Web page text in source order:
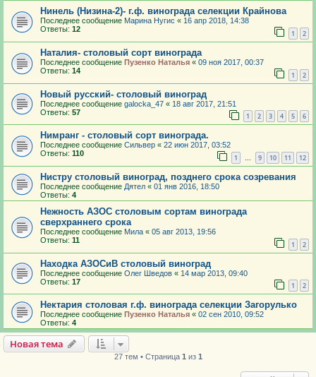
Нинель (Низина-2)- г.ф. винограда селекции Крайнова
Последнее сообщение Марина Нугис « 16 апр 2018, 14:38
Ответы: 12 1 2
Наталия- столовый сорт винограда
Последнее сообщение Пузенко Наталья « 09 ноя 2017, 00:37
Ответы: 14 1 2
Новый русский- столовый виноград
Последнее сообщение galocka_47 « 18 авг 2017, 21:51
Ответы: 57 1 2 3 4 5 6
Нимранг - столовый сорт винограда.
Последнее сообщение Сильвер « 22 июн 2017, 03:52
Ответы: 110 1 … 9 10 11 12
Нистру столовый виноград, позднего срока созревания
Последнее сообщение Дятел « 01 янв 2016, 18:50
Ответы: 4
Нежность АЗОС столовым сортам винограда
сверхраннего срока
Последнее сообщение Мила « 05 авг 2013, 19:56
Ответы: 11 1 2
Находка АЗОСиВ столовый виноград
Последнее сообщение Олег Шведов « 14 мар 2013, 09:40
Ответы: 17 1 2
Нектария столовая г.ф. винограда селекции Загорулько
Последнее сообщение Пузенко Наталья « 02 сен 2010, 09:52
Ответы: 4
Новая тема
27 тем • Страница 1 из 1